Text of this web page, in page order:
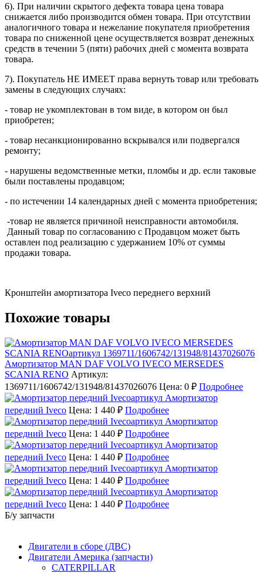
6). При наличии скрытого дефекта товара цена товара
снижается либо производится обмен товара. При отсутствии
аналогичного товара и нежелание покупателя приобретения
товара по сниженной цене осуществляется возврат денежных
средств в течении 5 (пяти) рабочих дней с момента возврата
товара.
7). Покупатель НЕ ИМЕЕТ права вернуть товар или требовать
замены в следующих случаях:
- товар не укомплектован в том виде, в котором он был
приобретен;
- товар несанкционированно вскрывался или подвергался
ремонту;
- нарушены ведомственные метки, пломбы и др. если таковые
были поставлены продавцом;
- по истечении 14 календарных дней с момента приобретения;
-товар не является причиной неисправности автомобиля.
Данный товар по согласованию с Продавцом может быть
оставлен под реализацию с удержанием 10% от суммы
продажи товара.
Кронштейн амортизатора Iveco переднего верхний
Похожие товары
Амортизатор MAN DAF VOLVO IVECO MERSEDES
SCANIA RENO Артикул:
1369711/1606742/131948/81437026076 Цена: 0 ₽ Подробнее
Амортизатор
передний Iveco Цена: 1 440 ₽ Подробнее
Амортизатор
передний Iveco Цена: 1 440 ₽ Подробнее
Амортизатор
передний Iveco Цена: 1 440 ₽ Подробнее
Амортизатор
передний Iveco Цена: 1 440 ₽ Подробнее
Амортизатор
передний Iveco Цена: 1 440 ₽ Подробнее
Б/у запчасти
Двигатели в сборе (ДВС)
Двигатели Америка (запчасти)
CATERPILLAR